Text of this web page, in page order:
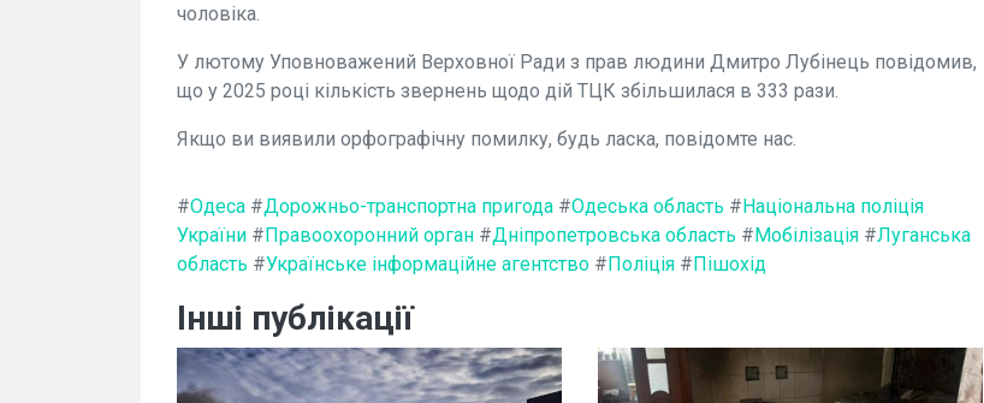
чоловіка.
У лютому Уповноважений Верховної Ради з прав людини Дмитро Лубінець повідомив,
що у 2025 році кількість звернень щодо дій ТЦК збільшилася в 333 рази.
Якщо ви виявили орфографічну помилку, будь ласка, повідомте нас.
#Одеса #Дорожньо-транспортна пригода #Одеська область #Національна поліція
України #Правоохоронний орган #Дніпропетровська область #Мобілізація #Луганська
область #Українське інформаційне агентство #Поліція #Пішохід
Інші публікації